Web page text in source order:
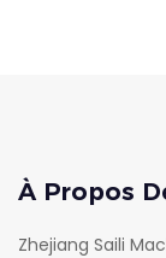
À Propos
Zhejiang Saili